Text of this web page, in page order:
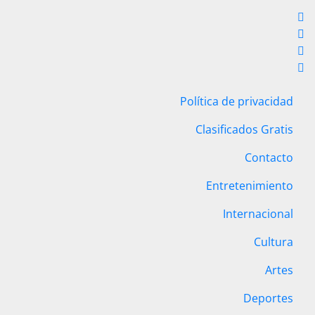
Política de privacidad
Clasificados Gratis
Contacto
Entretenimiento
Internacional
Cultura
Artes
Deportes